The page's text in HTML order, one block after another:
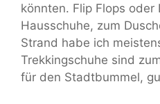
könnten. Flip Flops oder
Hausschuhe, zum
Strand habe ich
Trekkingschuhe sind
für den Stadtbummel,